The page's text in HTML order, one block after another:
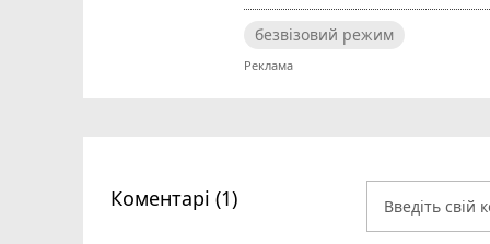
безвізовий режим
Коментарі (1)